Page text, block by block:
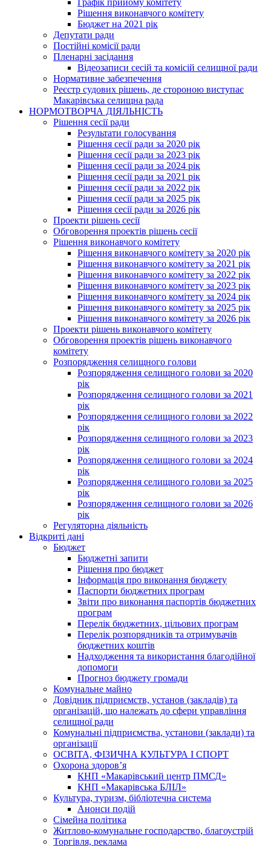
Графік прийому комітету
Рішення виконавчого комітету
Бюджет на 2021 рік
Депутати ради
Постійні комісії ради
Пленарні засідання
Відеозаписи сесій та комісій селищної ради
Нормативне забезпечення
Реєстр судових рішень, де стороною виступає
Макарівська селищна рада
НОРМОТВОРЧА ДІЯЛЬНІСТЬ
Рішення сесії ради
Результати голосування
Рішення сесії ради за 2020 рік
Рішення сесії ради за 2023 рік
Рішення сесії ради за 2024 рік
Рішення сесії ради за 2021 рік
Рішення сесії ради за 2022 рік
Рішення сесії ради за 2025 рік
Рішення сесії ради за 2026 рік
Проекти рішень сесії
Обговорення проектів рішень сесії
Рішення виконавчого комітету
Рішення виконавчого комітету за 2020 рік
Рішення виконавчого комітету за 2021 рік
Рішення виконавчого комітету за 2022 рік
Рішення виконавчого комітету за 2023 рік
Рішення виконавчого комітету за 2024 рік
Рішення виконавчого комітету за 2025 рік
Рішення виконавчого комітету за 2026 рік
Проекти рішень виконавчого комітету
Обговорення проектів рішень виконавчого
комітету
Розпорядження селищного голови
Розпорядження селищного голови за 2020
рік
Розпорядження селищного голови за 2021
рік
Розпорядження селищного голови за 2022
рік
Розпорядження селищного голови за 2023
рік
Розпорядження селищного голови за 2024
рік
Розпорядження селищного голови за 2025
рік
Розпорядження селищного голови за 2026
рік
Регуляторна діяльність
Відкриті дані
Бюджет
Бюджетні запити
Рішення про бюджет
Інформація про виконання бюджету
Паспорти бюджетних програм
Звіти про виконання паспортів бюджетних
програм
Перелік бюджетних, цільових програм
Перелік розпорядників та отримувачів
бюджетних коштів
Надходження та використання благодійної
допомоги
Прогноз бюджету громади
Комунальне майно
Довідник підприємств, установ (закладів) та
організацій, що належать до сфери управління
селищної ради
Комунальні підприємства, установи (заклади) та
організації
ОСВІТА, ФІЗИЧНА КУЛЬТУРА І СПОРТ
Охорона здоров’я
КНП «Макарівський центр ПМСД»
КНП «Макарівська БЛІЛ»
Культура, туризм, бібліотечна система
Анонси подій
Сімейна політика
Житлово-комунальне господарство, благоустрій
Торгівля, реклама